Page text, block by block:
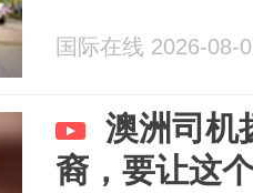
国际在线 2026-08-
澳洲司机
裔，要让这